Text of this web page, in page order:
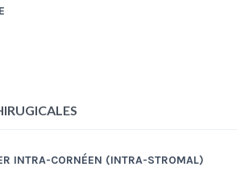
INTRA-CORNÉEN (INTRA-STROMAL)